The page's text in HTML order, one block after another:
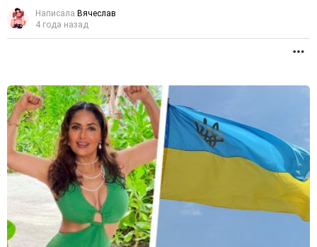
Написала Вячеслав
4 года назад